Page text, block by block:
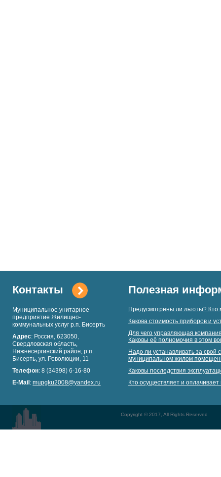
Контакты
Муниципальное унитарное
предприятие Жилищно-
коммунальных услуг р.п. Бисерть
Адрес: Россия, 623050,
Свердловская область,
Нижнесергинский район, р.п.
Бисерть, ул. Революции, 11
Телефон: 8 (34398) 6-16-80
E-Mail : mupgku2008@yandex.ru
Полезная
Предусмотрены ли льготы?
Какова стоимость приборов и
Для чего управляющая
Каковы её полномочия в этом
Надо ли устанавливать за свой
муниципальном жилом
Каковы последствия
Кто осуществляет и
Copyright © 2017, All Rights Reserved